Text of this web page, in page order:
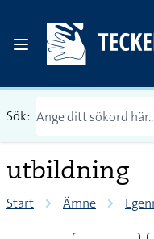
Sök:
utbildning
Start Ämne